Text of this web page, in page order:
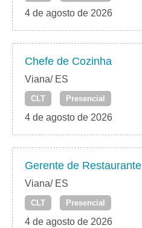
4 de agosto de 2026
Chefe de Cozinha
Viana/ ES
CLT Presencial
4 de agosto de 2026
Gerente de Restaurante
Viana/ ES
CLT Presencial
4 de agosto de 2026